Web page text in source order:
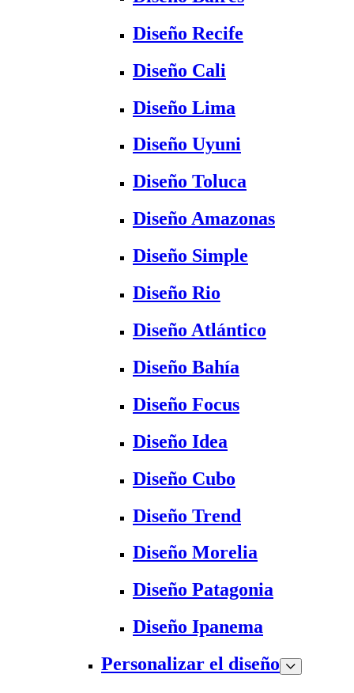
Diseño Recife
Diseño Cali
Diseño Lima
Diseño Uyuni
Diseño Toluca
Diseño Amazonas
Diseño Simple
Diseño Rio
Diseño Atlántico
Diseño Bahía
Diseño Focus
Diseño Idea
Diseño Cubo
Diseño Trend
Diseño Morelia
Diseño Patagonia
Diseño Ipanema
Personalizar el diseño